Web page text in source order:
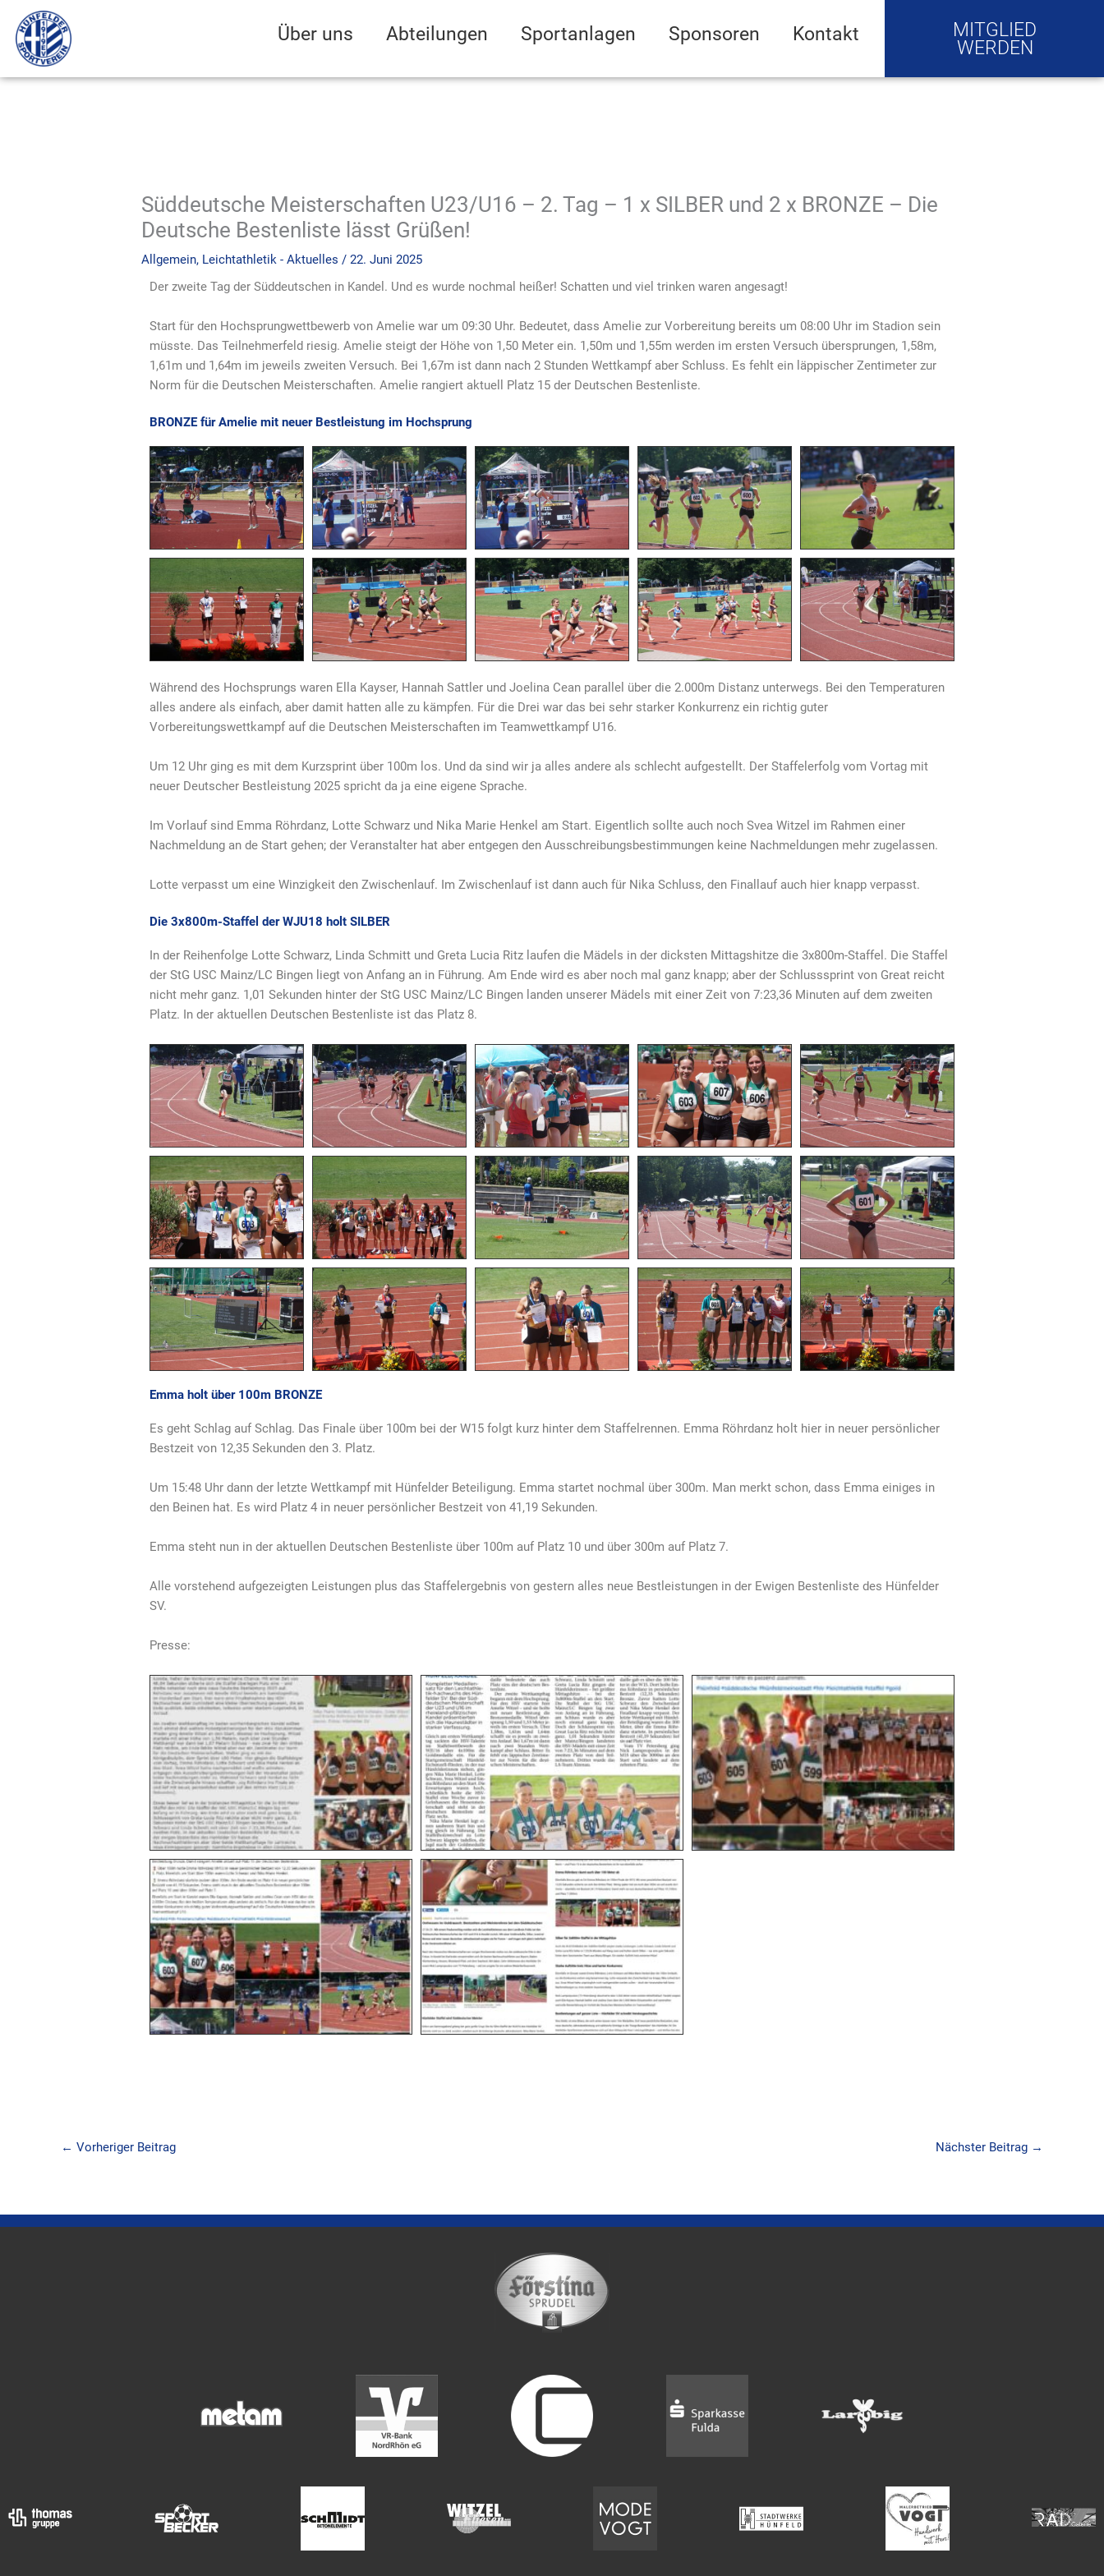
Inhalt
springen
Über uns Abteilungen Sportanlagen Sponsoren Kontakt
MITGLIED
WERDEN
Süddeutsche Meisterschaften U23/U16 – 2. Tag – 1 x SILBER und 2 x BRONZE – Die
Deutsche Bestenliste lässt Grüßen!
Allgemein, Leichtathletik - Aktuelles /22. Juni 2025
Der zweite Tag der Süddeutschen in Kandel. Und es wurde nochmal heißer! Schatten und viel trinken waren angesagt!
Start für den Hochsprungwettbewerb von Amelie war um 09:30 Uhr. Bedeutet, dass Amelie zur Vorbereitung bereits um 08:00 Uhr im Stadion sein
müsste. Das Teilnehmerfeld riesig. Amelie steigt der Höhe von 1,50 Meter ein. 1,50m und 1,55m werden im ersten Versuch übersprungen, 1,58m,
1,61m und 1,64m im jeweils zweiten Versuch. Bei 1,67m ist dann nach 2 Stunden Wettkampf aber Schluss. Es fehlt ein läppischer Zentimeter zur
Norm für die Deutschen Meisterschaften. Amelie rangiert aktuell Platz 15 der Deutschen Bestenliste.
BRONZE für Amelie mit neuer Bestleistung im Hochsprung
Während des Hochsprungs waren Ella Kayser, Hannah Sattler und Joelina Cean parallel über die 2.000m Distanz unterwegs. Bei den Temperaturen
alles andere als einfach, aber damit hatten alle zu kämpfen. Für die Drei war das bei sehr starker Konkurrenz ein richtig guter
Vorbereitungswettkampf auf die Deutschen Meisterschaften im Teamwettkampf U16.
Um 12 Uhr ging es mit dem Kurzsprint über 100m los. Und da sind wir ja alles andere als schlecht aufgestellt. Der Staffelerfolg vom Vortag mit
neuer Deutscher Bestleistung 2025 spricht da ja eine eigene Sprache.
Im Vorlauf sind Emma Röhrdanz, Lotte Schwarz und Nika Marie Henkel am Start. Eigentlich sollte auch noch Svea Witzel im Rahmen einer
Nachmeldung an de Start gehen; der Veranstalter hat aber entgegen den Ausschreibungsbestimmungen keine Nachmeldungen mehr zugelassen.
Lotte verpasst um eine Winzigkeit den Zwischenlauf. Im Zwischenlauf ist dann auch für Nika Schluss, den Finallauf auch hier knapp verpasst.
Die 3x800m-Staffel der WJU18 holt SILBER
In der Reihenfolge Lotte Schwarz, Linda Schmitt und Greta Lucia Ritz laufen die Mädels in der dicksten Mittagshitze die 3x800m-Staffel. Die Staffel
der StG USC Mainz/LC Bingen liegt von Anfang an in Führung. Am Ende wird es aber noch mal ganz knapp; aber der Schlusssprint von Great reicht
nicht mehr ganz. 1,01 Sekunden hinter der StG USC Mainz/LC Bingen landen unserer Mädels mit einer Zeit von 7:23,36 Minuten auf dem zweiten
Platz. In der aktuellen Deutschen Bestenliste ist das Platz 8.
Emma holt über 100m BRONZE
Es geht Schlag auf Schlag. Das Finale über 100m bei der W15 folgt kurz hinter dem Staffelrennen. Emma Röhrdanz holt hier in neuer persönlicher
Bestzeit von 12,35 Sekunden den 3. Platz.
Um 15:48 Uhr dann der letzte Wettkampf mit Hünfelder Beteiligung. Emma startet nochmal über 300m. Man merkt schon, dass Emma einiges in
den Beinen hat. Es wird Platz 4 in neuer persönlicher Bestzeit von 41,19 Sekunden.
Emma steht nun in der aktuellen Deutschen Bestenliste über 100m auf Platz 10 und über 300m auf Platz 7.
Alle vorstehend aufgezeigten Leistungen plus das Staffelergebnis von gestern alles neue Bestleistungen in der Ewigen Bestenliste des Hünfelder
SV.
Presse:
← Vorheriger Beitrag Nächster Beitrag →